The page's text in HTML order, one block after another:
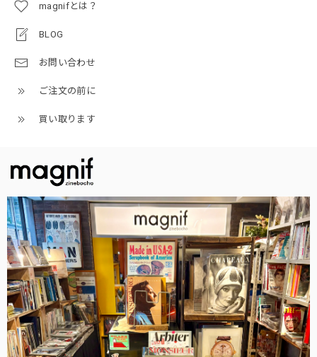
magnifとは？
BLOG
お問い合わせ
ご注文の前に
買い取ります